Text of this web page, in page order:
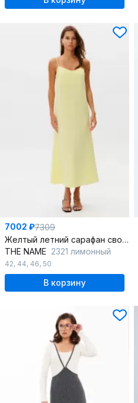
7002 ₽7309
Желтый летний сарафан свободного силуэта из льна
THE NAME 2321 лимонный
42, 44, 46, 50
В корзину